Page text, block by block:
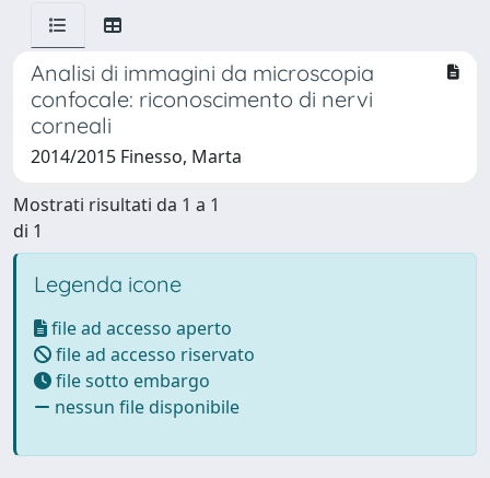
Analisi di immagini da microscopia
confocale: riconoscimento di nervi
corneali
2014/2015 Finesso, Marta
Mostrati risultati da 1 a 1
di 1
Legenda icone
file ad accesso aperto
file ad accesso riservato
file sotto embargo
nessun file disponibile